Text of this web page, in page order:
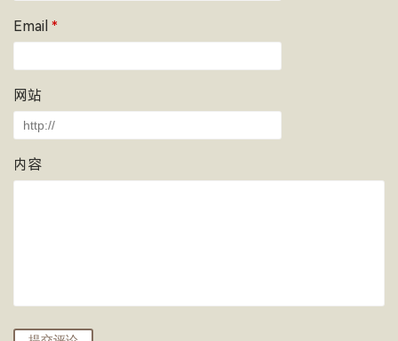
Email *
网站
内容